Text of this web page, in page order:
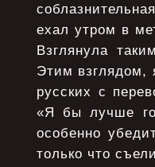
ехал утром в
Взглянула
Этим взглядом,
русских с
«Я бы лучше
особенно
только что